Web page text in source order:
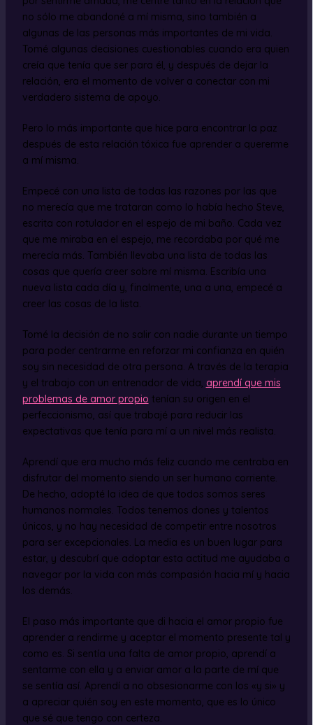
no sólo me abandoné a mí misma, sino también a
algunas de las personas más importantes de mi vida.
Tomé algunas decisiones cuestionables cuando era quien
creía que tenía que ser para él, y después de dejar la
relación, era el momento de volver a conectar con mi
verdadero sistema de apoyo.
Pero lo más importante que hice para encontrar la paz
después de esta relación tóxica fue aprender a quererme
a mí misma.
Empecé con una lista de todas las razones por las que
no merecía que me trataran como lo había hecho Steve,
escrita con rotulador en el espejo de mi baño. Cada vez
que me miraba en el espejo, me recordaba por qué me
merecía más. También llevaba una lista de todas las
cosas que quería creer sobre mí misma. Escribía una
nueva lista cada día y, finalmente, una a una, empecé a
creer las cosas de la lista.
Tomé la decisión de no salir con nadie durante un tiempo
para poder centrarme en reforzar mi confianza en quién
soy sin necesidad de otra persona. A través de la terapia
y el trabajo con un entrenador de vida, aprendí que mis
problemas de amor propio tenían su origen en el
perfeccionismo, así que trabajé para reducir las
expectativas que tenía para mí a un nivel más realista.
Aprendí que era mucho más feliz cuando me centraba en
disfrutar del momento siendo un ser humano corriente.
De hecho, adopté la idea de que todos somos seres
humanos normales. Todos tenemos dones y talentos
únicos, y no hay necesidad de competir entre nosotros
para ser excepcionales. La media es un buen lugar para
estar, y descubrí que adoptar esta actitud me ayudaba a
navegar por la vida con más compasión hacia mí y hacia
los demás.
El paso más importante que di hacia el amor propio fue
aprender a rendirme y aceptar el momento presente tal y
como es. Si sentía una falta de amor propio, aprendí a
sentarme con ella y a enviar amor a la parte de mí que
se sentía así. Aprendí a no obsesionarme con los «y si» y
a apreciar quién soy en este momento, que es lo único
que sé que tengo con certeza.